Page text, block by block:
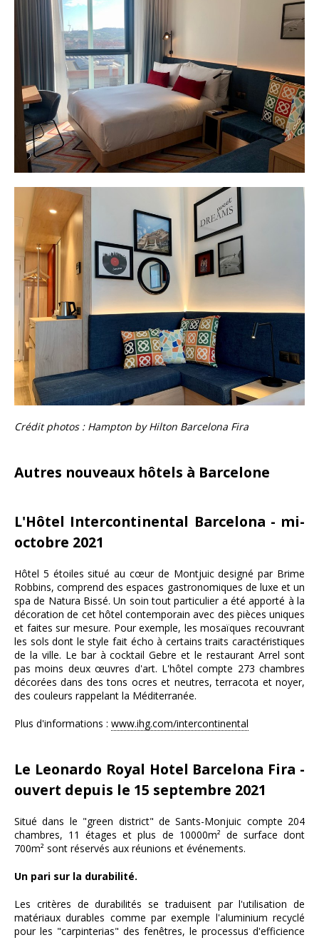
Crédit photos : Hampton by Hilton Barcelona Fira
Autres nouveaux hôtels à Barcelone
L'Hôtel Intercontinental Barcelona - mi-
octobre 2021
Hôtel 5 étoiles situé au cœur de Montjuic designé par Brime
Robbins, comprend des espaces gastronomiques de luxe et un
spa de Natura Bissé. Un soin tout particulier a été apporté à la
décoration de cet hôtel contemporain avec des pièces uniques
et faites sur mesure. Pour exemple, les mosaïques recouvrant
les sols dont le style fait écho à certains traits caractéristiques
de la ville. Le bar à cocktail Gebre et le restaurant Arrel sont
pas moins deux œuvres d'art. L'hôtel compte 273 chambres
décorées dans des tons ocres et neutres, terracota et noyer,
des couleurs rappelant la Méditerranée.
Plus d'informations : www.ihg.com/intercontinental
Le Leonardo Royal Hotel Barcelona Fira -
ouvert depuis le 15 septembre 2021
Situé dans le "green district" de Sants-Monjuic compte 204
chambres, 11 étages et plus de 10000m² de surface dont
700m² sont réservés aux réunions et événements.
Un pari sur la durabilité.
Les critères de durabilités se traduisent par l'utilisation de
matériaux durables comme par exemple l'aluminium recyclé
pour les "carpinterias" des fenêtres, le processus d'efficience